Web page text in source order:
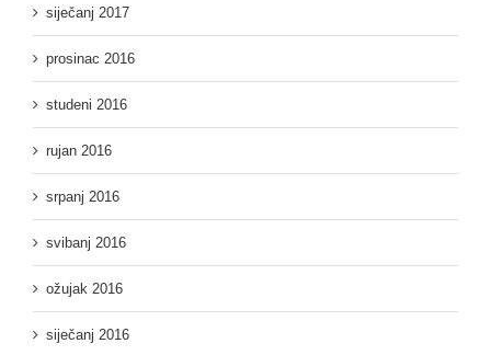
siječanj 2017
prosinac 2016
studeni 2016
rujan 2016
srpanj 2016
svibanj 2016
ožujak 2016
siječanj 2016